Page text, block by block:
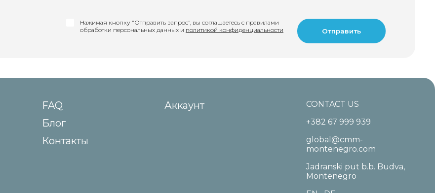
Нажимая кнопку "Отправить запрос", вы соглашаетесь с правилами
обработки персональных данных и политикой конфиденциальности
FAQ
Блог
Контакты
Аккаунт
CONTACT US
+382 67 999 939
global@cmm-
montenegro.com
Jadranski put b.b. Budva,
Montenegro